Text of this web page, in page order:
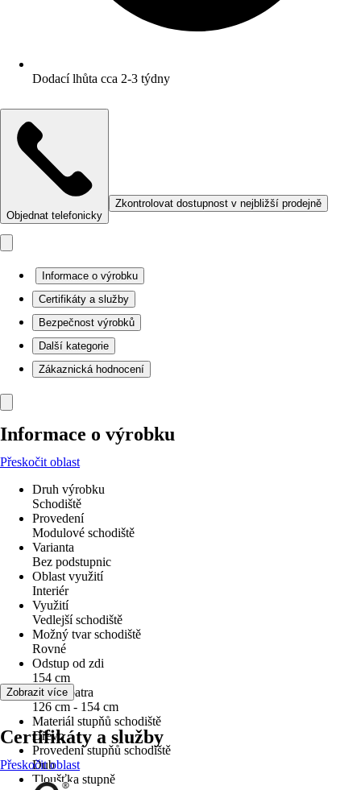
Dodací lhůta cca 2-3 týdny
Objednat telefonicky
Zkontrolovat dostupnost v nejbližší prodejně
Informace o výrobku
Certifikáty a služby
Bezpečnost výrobků
Další kategorie
Zákaznická hodnocení
Informace o výrobku
Přeskočit oblast
Druh výrobku
Schodiště
Provedení
Modulové schodiště
Varianta
Bez podstupnic
Oblast využití
Interiér
Využití
Vedlejší schodiště
Možný tvar schodiště
Rovné
Odstup od zdi
154 cm
Výška patra
126 cm - 154 cm
Materiál stupňů schodiště
Dřevo
Provedení stupňů schodiště
Dub
Tloušťka stupně
Zobrazit více
Certifikáty a služby
Přeskočit oblast